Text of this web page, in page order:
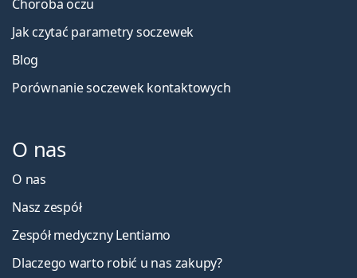
Choroba oczu
Jak czytać parametry soczewek
Blog
Porównanie soczewek kontaktowych
O nas
O nas
Nasz zespół
Zespół medyczny Lentiamo
Dlaczego warto robić u nas zakupy?